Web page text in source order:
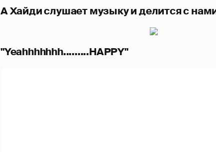
А Хайди слушает музыку и делится с
"Yeahhhhhhh.........HAPPY"